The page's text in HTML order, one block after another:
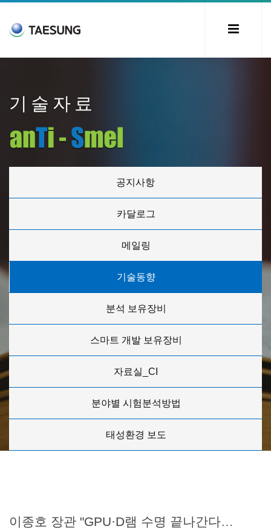
기술자료
공지사항
카달로그
메일링
기술동향
분석 보유장비
스마트 개발 보유장비
자료실_CI
분야별 시험분석방법
태성환경 보도
이종호 장관 "GPU·D램 수명 끝나간다…지능형 반도체가 AI시대 새 길",,, ,,,?